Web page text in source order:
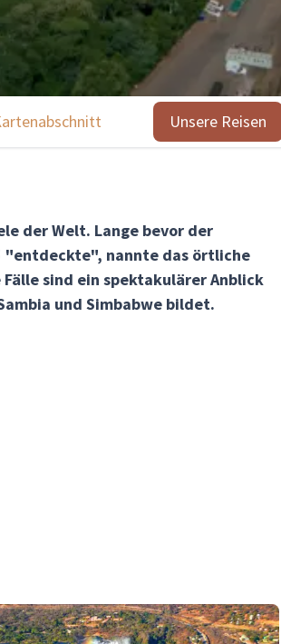
Highlights Tiere
Unsere Reisen
der Welt. Lange bevor der
"entdeckte", nannte das örtliche
sind ein spektakulärer Anblick
und Simbabwe bildet.